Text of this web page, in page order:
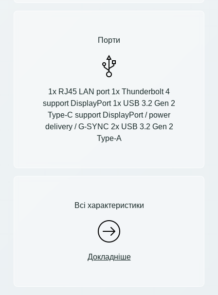
Порти
1x RJ45 LAN port 1x Thunderbolt 4
support DisplayPort 1x USB 3.2 Gen 2
Type-C support DisplayPort / power
delivery / G-SYNC 2x USB 3.2 Gen 2
Type-A
Всі характеристики
Докладніше